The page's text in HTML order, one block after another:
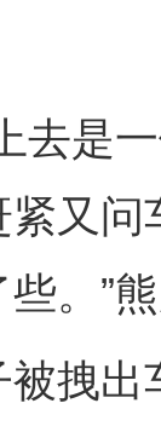
是一
又
。”
出